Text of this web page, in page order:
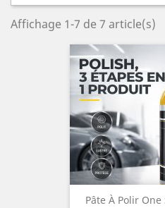
Affichage 1-7 de 7 article(s)
Pâte À Polir